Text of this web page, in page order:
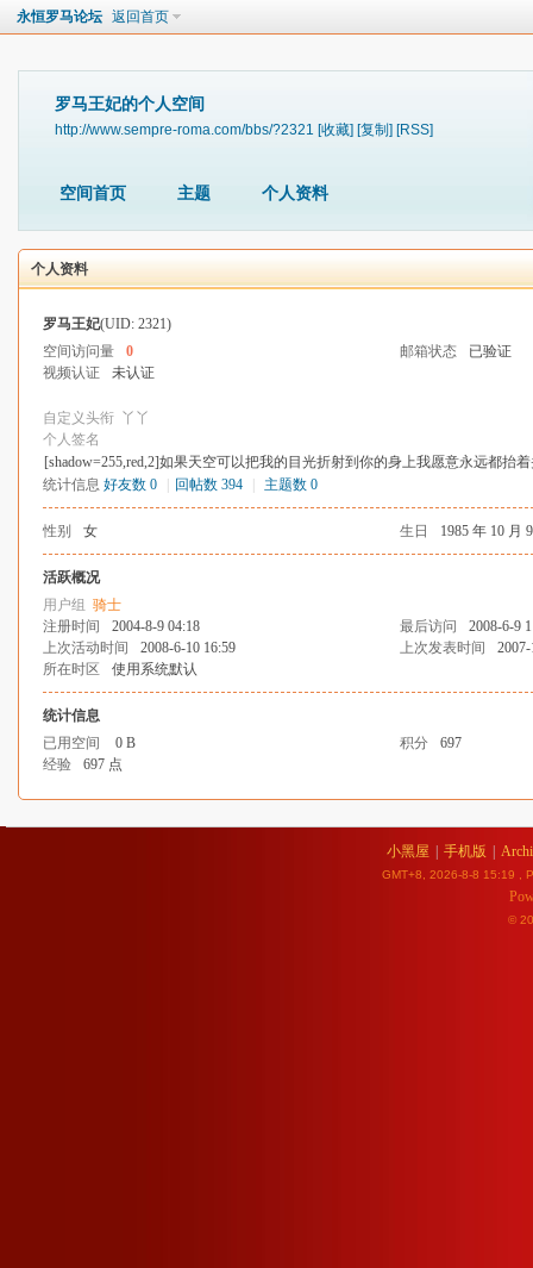
永恒罗马论坛 返回首页
罗马王妃的个人空间
http://www.sempre-roma.com/bbs/?2321 [收藏] [复制] [RSS]
空间首页 主题 个人资料
个人资料
罗马王妃(UID: 2321)
空间访问量
0 邮箱状态
已验证
视频认证
未认证
自定义头衔 丫丫
个人签名
[shadow=255,red,2]如果天空可以把我的目光折射到你的身上我愿意永远都抬
统计信息 好友数 0 回帖数 394 主题数 0
性别 女 生日 1985 年 10 月
活跃概况
用户组 骑士
注册时间
2004-8-9 04:18 最后访问
2008-6-9
上次活动时间
2008-6-10 16:59 上次发表时间
所在时区
使用系统默认
统计信息
已用空间
0 B 积分
697
经验
697 点
小黑屋 手机版
GMT+8, 2026-8-8 15:19 ,
©